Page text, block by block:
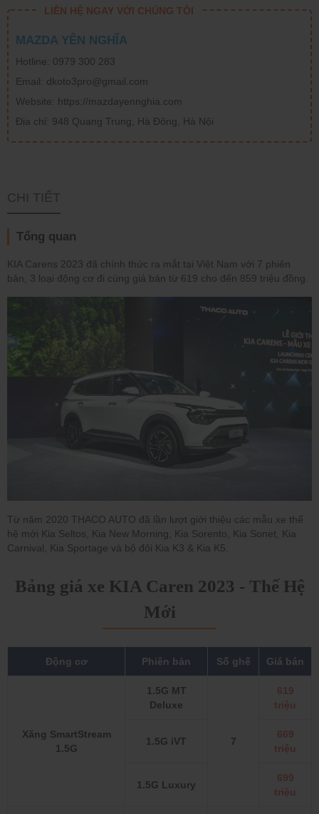
LIÊN HỆ NGAY VỚI CHÚNG TÔI
MAZDA YÊN NGHĨA
Hotline: 0979 300 283
Email: dkoto3pro@gmail.com
Website: https://mazdayennghia.com
Địa chỉ: 948 Quang Trung, Hà Đông, Hà Nội
CHI TIẾT
Tổng quan
KIA Carens 2023 đã chính thức ra mắt tại Việt Nam với 7 phiên
bản, 3 loại động cơ đi cùng giá bán từ 619 cho đến 859 triệu đồng.
Từ năm 2020 THACO AUTO đã lần lượt giới thiệu các mẫu xe thế
hệ mới Kia Seltos, Kia New Morning, Kia Sorento, Kia Sonet, Kia
Carnival, Kia Sportage và bộ đôi Kia K3 & Kia K5.
Bảng giá xe KIA Caren 2023 - Thế Hệ
Mới
Động cơ Phiên bản Số ghế Giá bán
Xăng SmartStream
1.5G
1.5G MT
Deluxe
7
619
triệu
1.5G iVT
669
triệu
1.5G Luxury
699
triệu